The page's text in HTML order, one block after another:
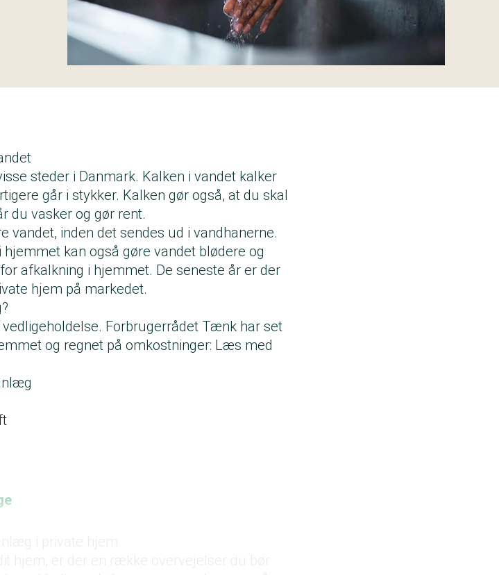
steder i Danmark. Kalken i vandet kalker
går i stykker. Kalken gør også, at du skal
du vasker og gør rent.
vandet, inden det sendes ud i vandhanerne.
kan også gøre vandet blødere og
afkalkning i hjemmet. De seneste år er der
hjem på markedet.
Forbrugerrådet Tænk har set
og regnet på omkostninger: Læs med
i private hjem
hjem, er der en række overvejelser du bør